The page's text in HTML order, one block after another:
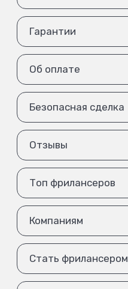
Гарантии
Об оплате
Безопасная сделка
Отзывы
Топ фрилансеров
Компаниям
Стать фрилансером